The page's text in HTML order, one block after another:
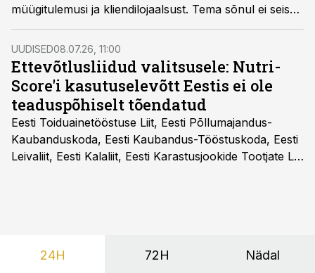
müügitulemusi ja kliendilojaalsust. Tema sõnul ei seisne
hea disain pelgalt visuaalses ilmes, vaid kogu
ostukogemuse kujundamises – alates brändi
väärtustest ja veebilehe esmamuljest kuni pakendi
avamiseni kodus.
UUDISED08.07.26, 11:00
Ettevõtlusliidud valitsusele: Nutri-
Score'i kasutuselevõtt Eestis ei ole
teaduspõhiselt tõendatud
Eesti Toiduainetööstuse Liit, Eesti Põllumajandus-
Kaubanduskoda, Eesti Kaubandus-Tööstuskoda, Eesti
Leivaliit, Eesti Kalaliit, Eesti Karastusjookide Tootjate Liit
arvestavas lahenduses. Pakendi esikülje märgistuse
24H 72H Nädal